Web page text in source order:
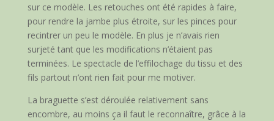
sur ce modèle. Les retouches ont été rapides à faire,
pour rendre la jambe plus étroite, sur les pinces pour
recintrer un peu le modèle. En plus je n’avais rien
surjeté tant que les modifications n’étaient pas
terminées. Le spectacle de l’effilochage du tissu et des
fils partout n’ont rien fait pour me motiver.
La braguette s’est déroulée relativement sans
encombre, au moins ça il faut le reconnaître, grâce à la